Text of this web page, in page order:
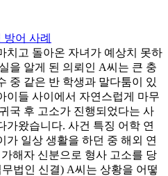
어 사례
치고 돌아온 자녀가 예상치 못하
을 알게 된 의뢰인 A씨는 큰 충
중 같은 반 학생과 말다툼이 있
이들 사이에서 자연스럽게 마무
국 후 고소가 진행되었다는 사
가왔습니다. 사건 특징 어학 연
가 일상 생활을 하던 중 해외 연
해자 신분으로 형사 고소를 당
법인 신결) A씨는 상황을 어떻